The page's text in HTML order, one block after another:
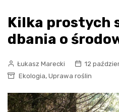
Kilka prostych
dbania o
Łukasz Marecki
12
Ekologia, Uprawa roślin